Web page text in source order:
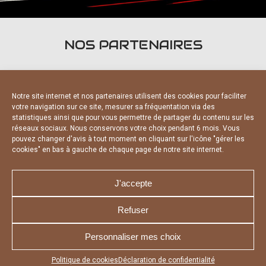
Notre site internet et nos partenaires utilisent des cookies pour faciliter
votre navigation sur ce site, mesurer sa fréquentation via des
statistiques ainsi que pour vous permettre de partager du contenu sur les
réseaux sociaux. Nous conservons votre choix pendant 6 mois. Vous
pouvez changer d'avis à tout moment en cliquant sur l'icône "gérer les
cookies" en bas à gauche de chaque page de notre site internet.
J'accepte
Refuser
Personnaliser mes choix
Politique de cookies Déclaration de confidentialité
Appuyez sur le bouton partager en bas de votre
NOS PARTENAIRES
PARTENAIRES OFFICIELS
NOUS CONTACTER
MENTIONS LÉGALES
CHARTE DE CONFIDENTIALITÉ
DÉCLARATION DE CONFIDENTIALITÉ
RÉALISÉ PAR L’AGENCE WEB A3 WEB